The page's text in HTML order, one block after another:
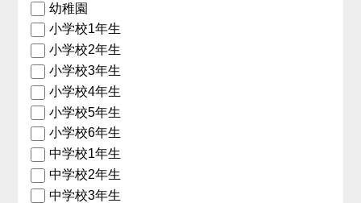
幼稚園
小学校1年生
小学校2年生
小学校3年生
小学校4年生
小学校5年生
小学校6年生
中学校1年生
中学校2年生
中学校3年生